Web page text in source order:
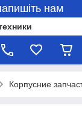
нам
Корпусние